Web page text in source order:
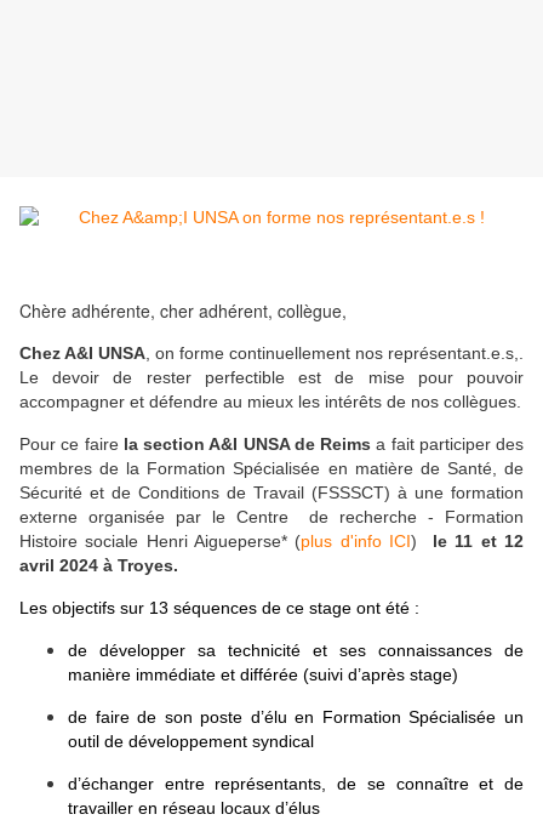
Chère adhérente, cher adhérent, collègue,
Chez A&I UNSA , on forme continuellement nos représentant.e.s,.
Le devoir de rester perfectible est de mise pour pouvoir
accompagner et défendre au mieux les intérêts de nos collègues.
Pour ce faire la section A&I UNSA de Reims a fait participer des
membres de la Formation Spécialisée en matière de Santé, de
Sécurité et de Conditions de Travail (FSSSCT) à une formation
externe organisée par le Centre de recherche - Formation
Histoire sociale Henri Aigueperse* (plus d'info ICI)
le 11 et 12
avril 2024 à Troyes.
Les objectifs sur 13 séquences de ce stage ont été :
de développer sa technicité et ses connaissances de
manière immédiate et différée (suivi d’après stage)
de faire de son poste d’élu en Formation Spécialisée un
outil de développement syndical
d’échanger entre représentants, de se connaître et de
travailler en réseau locaux d’élus